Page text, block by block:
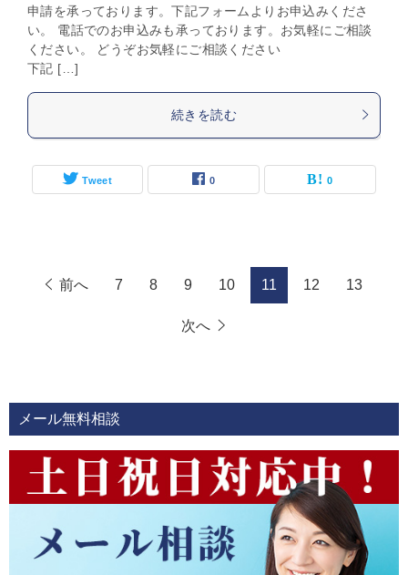
申請を承っております。下記フォームよりお申込みくださ
い。 電話でのお申込みも承っております。お気軽にご相談
ください。 どうぞお気軽にご相談ください
下記 […]
続きを読む
Tweet 0 0
前へ 7 8 9 10 11 12 13
次へ
メール無料相談